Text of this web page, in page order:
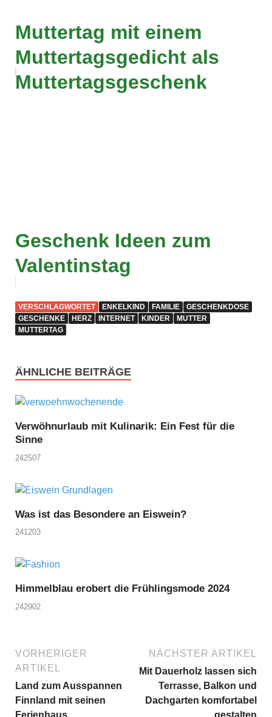
Muttertag mit einem
Muttertagsgedicht als
Muttertagsgeschenk
Geschenk Ideen zum
Valentinstag
VERSCHLAGWORTET ENKELKIND FAMILIE
GESCHENKDOSE
GESCHENKE
HERZ INTERNET KINDER
MUTTER
MUTTERTAG
ÄHNLICHE BEITRÄGE
Verwöhnurlaub mit Kulinarik: Ein Fest für die
Sinne
242507
Was ist das Besondere an Eiswein?
241203
Himmelblau erobert die Frühlingsmode 2024
242902
VORHERIGER
ARTIKEL
Land zum Ausspannen
Finnland mit seinen
Ferienhaus
NÄCHSTER ARTIKEL
Mit Dauerholz lassen sich
Terrasse, Balkon und
Dachgarten komfortabel
gestalten